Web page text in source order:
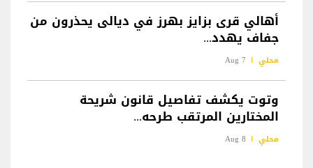
أهالي قرى بزايز بهرز في ديالى يحذرون من
جفاف يهدد...
محلي 7 Aug
وتوت يكشف تفاصيل قانون شريحة
المختارين المرتقب طرحه...
محلي 8 Aug